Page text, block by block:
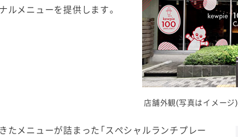
店舗外観(写真はイメージ)
ルメニューを提供します。
メニューが詰まった「スペシャルランチプレー